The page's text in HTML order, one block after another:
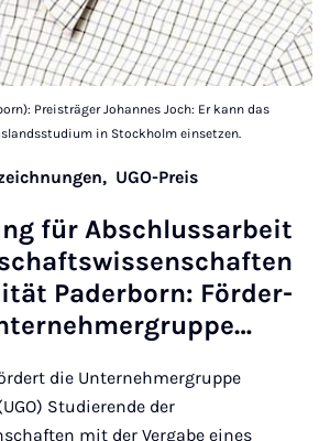
Preisträger Johannes Joch: Er kann das
in Stockholm einsetzen.
UGO-Preis
für Ab­schlus­sarbeit
Pader­born: Förder­
die Unternehmergruppe
Studierende der
mit der Vergabe eines